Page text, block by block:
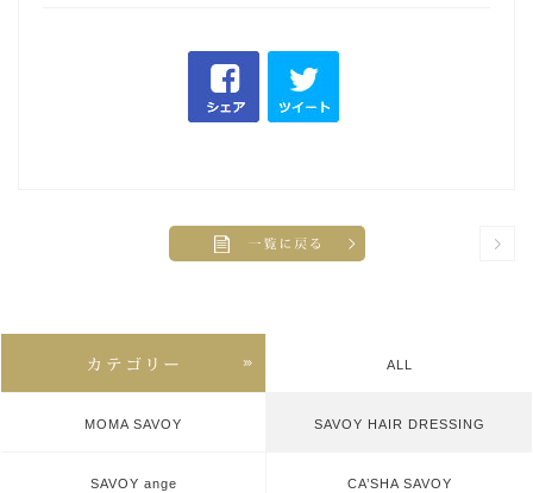
ALL
MOMA SAVOY SAVOY HAIR DRESSING
SAVOY ange CA’SHA SAVOY